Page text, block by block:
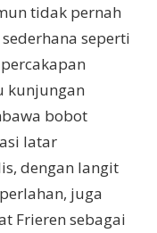
tidak pernah
seperti
kunjungan
bobot
latar
dengan langit
juga
Frieren sebagai